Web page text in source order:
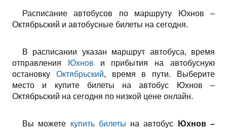
Расписание автобусов по маршруту Юхнов –
Октябрьский и автобусные билеты на сегодня.
В расписании указан маршрут автобуса, время
отправления
Юхнов и прибытия на автобусную
остановку Октябрьский, время в пути. Выберите
место и купите билеты на автобус Юхнов –
Октябрьский на сегодня по низкой цене онлайн.
Вы можете купить билеты на автобус
Юхнов –